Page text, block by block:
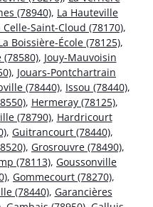
(78940), La Hauteville
Celle-Saint-Cloud (78170),
Boissière-École (78125),
(78580), Jouy-Mauvoisin
, Jouars-Pontchartrain
(78440), Issou (78440),
, Hermeray (78125),
(78790), Hardricourt
, Guitrancourt (78440),
, Grosrouvre (78490),
(78113), Goussonville
, Gommecourt (78270),
(78440), Garancières